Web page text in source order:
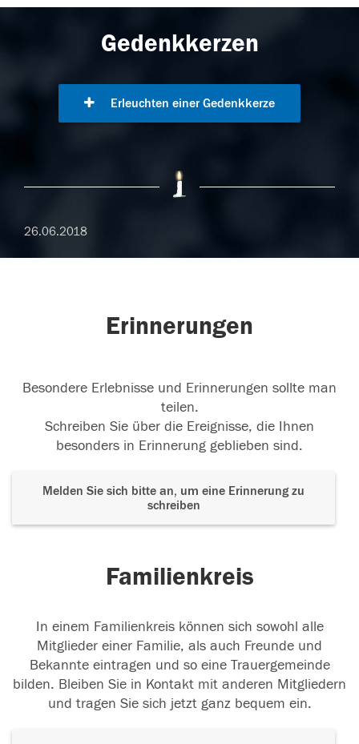
Gedenkkerzen
Erleuchten einer Gedenkkerze
26.06.2018
Erinnerungen
Besondere Erlebnisse und Erinnerungen sollte man
teilen.
Schreiben Sie über die Ereignisse, die Ihnen
besonders in Erinnerung geblieben sind.
Melden Sie sich bitte an, um eine Erinnerung zu
schreiben
Familienkreis
In einem Familienkreis können sich sowohl alle
Mitglieder einer Familie, als auch Freunde und
Bekannte eintragen und so eine Trauergemeinde
bilden. Bleiben Sie in Kontakt mit anderen Mitgliedern
und tragen Sie sich jetzt ganz bequem ein.